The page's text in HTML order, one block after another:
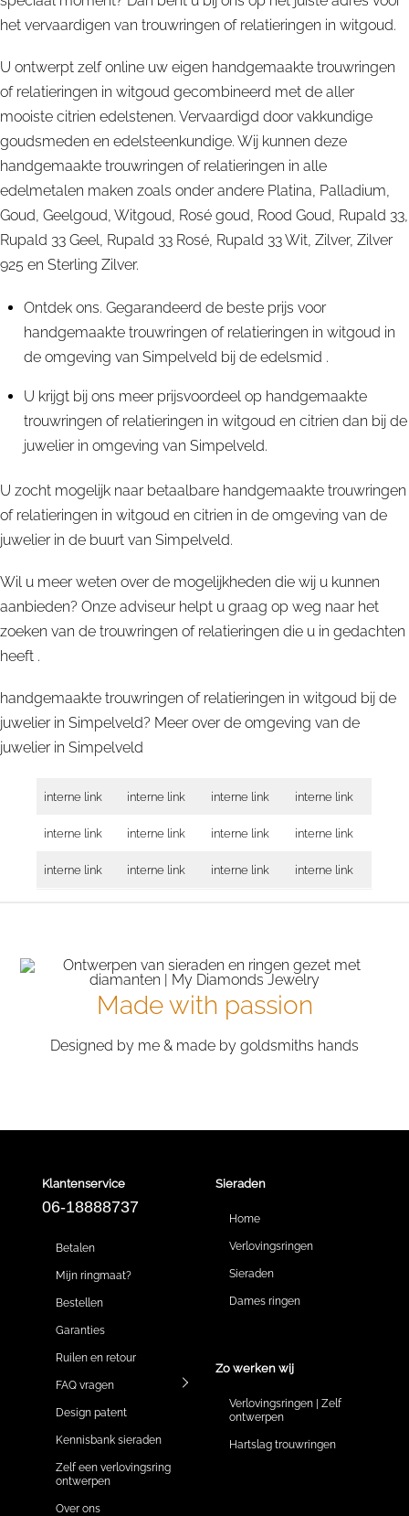
het vervaardigen van trouwringen of relatieringen in witgoud.
U ontwerpt zelf online uw eigen handgemaakte trouwringen
of relatieringen in witgoud gecombineerd met de aller
mooiste citrien edelstenen. Vervaardigd door vakkundige
goudsmeden en edelsteenkundige. Wij kunnen deze
handgemaakte trouwringen of relatieringen in alle
edelmetalen maken zoals onder andere Platina, Palladium,
Goud, Geelgoud, Witgoud, Rosé goud, Rood Goud, Rupald 33,
Rupald 33 Geel, Rupald 33 Rosé, Rupald 33 Wit, Zilver, Zilver
925 en Sterling Zilver.
Ontdek ons. Gegarandeerd de beste prijs voor
handgemaakte trouwringen of relatieringen in witgoud in
de omgeving van Simpelveld bij de edelsmid .
U krijgt bij ons meer prijsvoordeel op handgemaakte
trouwringen of relatieringen in witgoud en citrien dan bij de
juwelier in omgeving van Simpelveld.
U zocht mogelijk naar betaalbare handgemaakte trouwringen
of relatieringen in witgoud en citrien in de omgeving van de
juwelier in de buurt van Simpelveld.
Wil u meer weten over de mogelijkheden die wij u kunnen
aanbieden? Onze adviseur helpt u graag op weg naar het
zoeken van de trouwringen of relatieringen die u in gedachten
heeft .
handgemaakte trouwringen of relatieringen in witgoud bij de
juwelier in Simpelveld? Meer over de omgeving van de
juwelier in Simpelveld
interne link interne link interne link interne link
interne link interne link interne link interne link
interne link interne link interne link interne link
Made with passion
Designed by me & made by goldsmiths hands
Klantenservice
06-18888737
Betalen
Mijn ringmaat?
Bestellen
Garanties
Ruilen en retour
FAQ vragen
Design patent
Kennisbank sieraden
Zelf een verlovingsring
ontwerpen
Over ons
Sieraden
Home
Verlovingsringen
Sieraden
Dames ringen
Zo werken wij
Verlovingsringen | Zelf
ontwerpen
Hartslag trouwringen